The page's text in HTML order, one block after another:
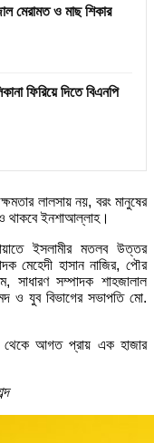
মেরামত ও মাছ শিকার
ফিরিয়ে দিতে বিএনপি
লালসায় নয়, বরং মানুষের
থাকবে ইনশাআল্লাহ।
ইসলামীর মতলব উত্তর
মেহেদী হাসান নাজির, পৌর
সাধারণ সম্পাদক শাহজালাল
ও যুব বিভাগের সভাপতি মো.
থেকে আগত প্রায় এক হাজার